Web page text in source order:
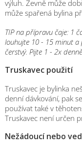
výluh. Zevně může
může spařená bylina
TIP na přípravu čaje: 1
louhujte 10 - 15 minut a
čerstvý. Pijte 1 - 2x
Truskavec použití
Truskavec je bylinka
denní dávkování, pak
používat také v
Truskavec není určen
Nežádoucí nebo